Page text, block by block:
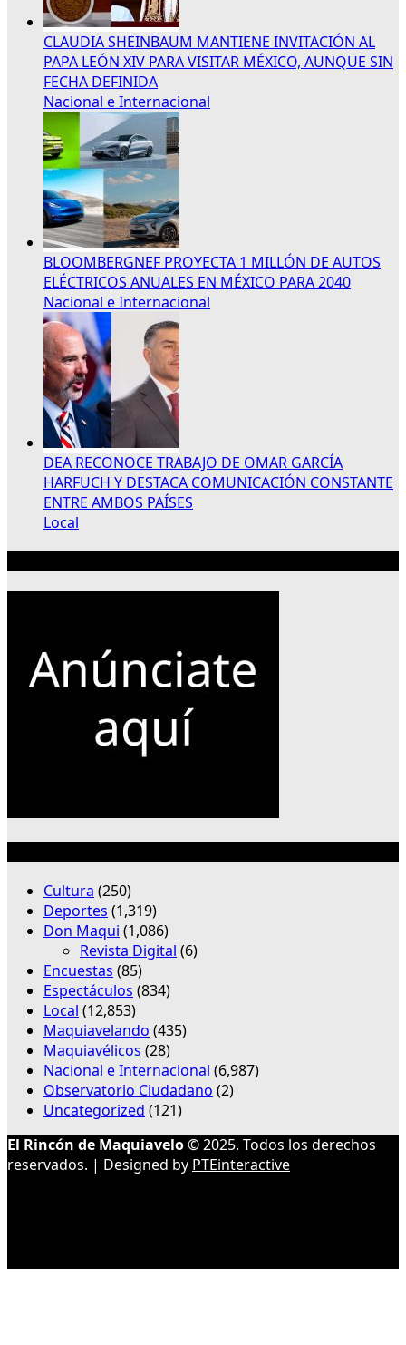
CLAUDIA SHEINBAUM MANTIENE INVITACIÓN AL
PAPA LEÓN XIV PARA VISITAR MÉXICO, AUNQUE SIN
FECHA DEFINIDA
Nacional e Internacional
BLOOMBERGNEF PROYECTA 1 MILLÓN DE AUTOS
ELÉCTRICOS ANUALES EN MÉXICO PARA 2040
Nacional e Internacional
DEA RECONOCE TRABAJO DE OMAR GARCÍA
HARFUCH Y DESTACA COMUNICACIÓN CONSTANTE
ENTRE AMBOS PAÍSES
Local
Cultura (250)
Deportes (1,319)
Don Maqui (1,086)
Revista Digital (6)
Encuestas (85)
Espectáculos (834)
Local (12,853)
Maquiavelando (435)
Maquiavélicos (28)
Nacional e Internacional (6,987)
Observatorio Ciudadano (2)
Uncategorized (121)
El Rincón de Maquiavelo© 2025. Todos los derechos
reservados. | Designed by PTEinteractive